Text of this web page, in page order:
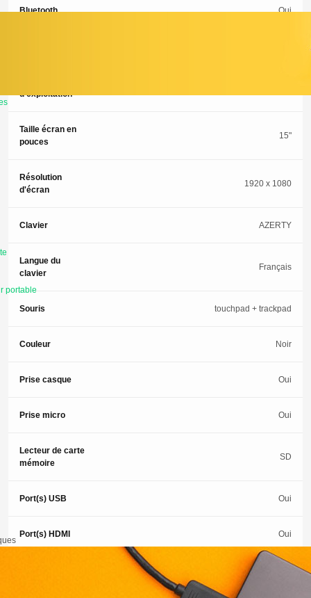
portable
Bluetooth Oui
d'exploitation
Taille écran en
pouces
15"
Résolution
d'écran
1920 x 1080
Clavier AZERTY
Langue du
clavier
Français
Souris touchpad + trackpad
Couleur Noir
Prise casque Oui
Prise micro Oui
Lecteur de carte
mémoire
SD
Port(s) USB Oui
Port(s) HDMI Oui